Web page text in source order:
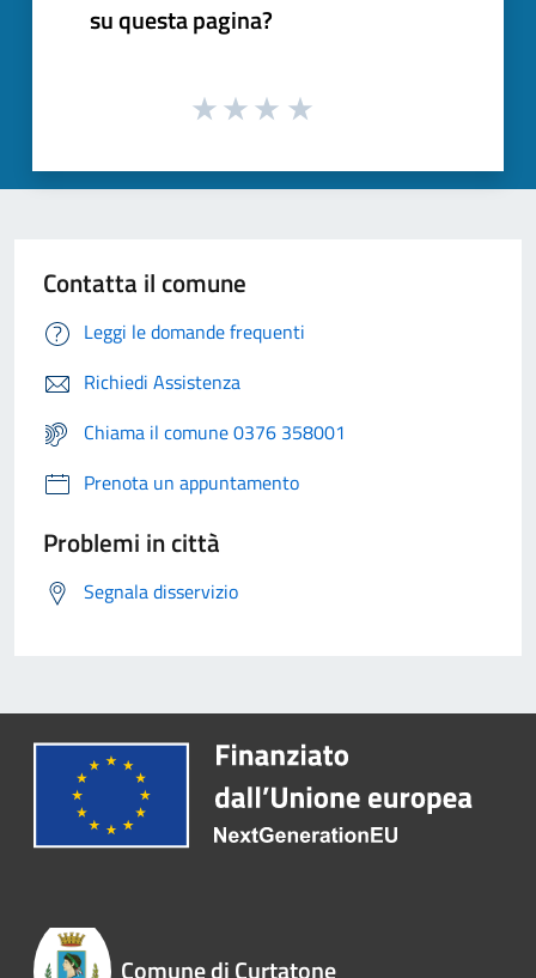
su questa pagina?
Contatta il comune
Leggi le domande frequenti
Richiedi Assistenza
Chiama il comune 0376 358001
Prenota un appuntamento
Problemi in città
Segnala disservizio
Comune di Curtatone